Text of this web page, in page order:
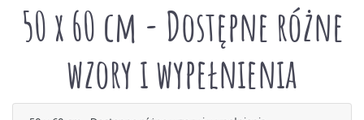
50 x 60 cm - Dostępne różne
wzory i wypełnienia